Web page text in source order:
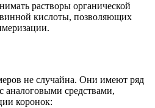
растворы органической
кислоты, позволяющих
не случайна. Они имеют ряд
аналоговыми средствами,
коронок: